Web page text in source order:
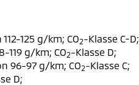
125 g/km; CO2-Klasse C-D;
119 g/km; CO2-Klasse D;
96-97 g/km; CO2-Klasse C;
D;